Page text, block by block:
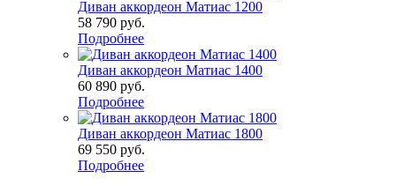
Диван аккордеон Матиас 1200
58 790 руб.
Подробнее
Диван аккордеон Матиас 1400
60 890 руб.
Подробнее
Диван аккордеон Матиас 1800
69 550 руб.
Подробнее